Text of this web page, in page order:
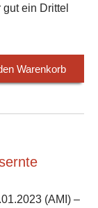
ein Drittel
Warenkorb
(AMI) –